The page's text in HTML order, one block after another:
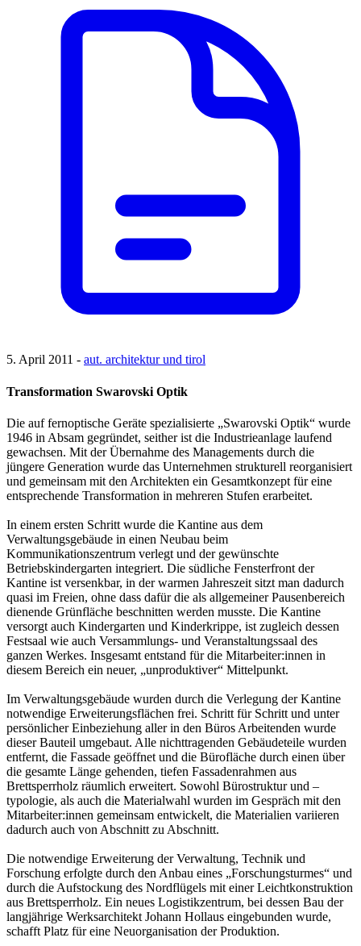
5. April 2011 - aut. architektur und tirol
Transformation Swarovski Optik
Die auf fernoptische Geräte spezialisierte „Swarovski Optik“ wurde
1946 in Absam gegründet, seither ist die Industrieanlage laufend
gewachsen. Mit der Übernahme des Managements durch die
jüngere Generation wurde das Unternehmen strukturell reorganisiert
und gemeinsam mit den Architekten ein Gesamtkonzept für eine
entsprechende Transformation in mehreren Stufen erarbeitet.
In einem ersten Schritt wurde die Kantine aus dem
Verwaltungsgebäude in einen Neubau beim
Kommunikationszentrum verlegt und der gewünschte
Betriebskindergarten integriert. Die südliche Fensterfront der
Kantine ist versenkbar, in der warmen Jahreszeit sitzt man dadurch
quasi im Freien, ohne dass dafür die als allgemeiner Pausenbereich
dienende Grünfläche beschnitten werden musste. Die Kantine
versorgt auch Kindergarten und Kinderkrippe, ist zugleich dessen
Festsaal wie auch Versammlungs- und Veranstaltungssaal des
ganzen Werkes. Insgesamt entstand für die Mitarbeiter:innen in
diesem Bereich ein neuer, „unproduktiver“ Mittelpunkt.
Im Verwaltungsgebäude wurden durch die Verlegung der Kantine
notwendige Erweiterungsflächen frei. Schritt für Schritt und unter
persönlicher Einbeziehung aller in den Büros Arbeitenden wurde
dieser Bauteil umgebaut. Alle nichttragenden Gebäudeteile wurden
entfernt, die Fassade geöffnet und die Bürofläche durch einen über
die gesamte Länge gehenden, tiefen Fassadenrahmen aus
Brettsperrholz räumlich erweitert. Sowohl Bürostruktur und –
typologie, als auch die Materialwahl wurden im Gespräch mit den
Mitarbeiter:innen gemeinsam entwickelt, die Materialien variieren
dadurch auch von Abschnitt zu Abschnitt.
Die notwendige Erweiterung der Verwaltung, Technik und
Forschung erfolgte durch den Anbau eines „Forschungsturmes“ und
durch die Aufstockung des Nordflügels mit einer Leichtkonstruktion
aus Brettsperrholz. Ein neues Logistikzentrum, bei dessen Bau der
langjährige Werksarchitekt Johann Hollaus eingebunden wurde,
schafft Platz für eine Neuorganisation der Produktion.